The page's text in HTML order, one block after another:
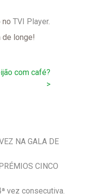
no TVI Player.
de longe!
com café?
>
NA GALA DE
CINCO
vez consecutiva.